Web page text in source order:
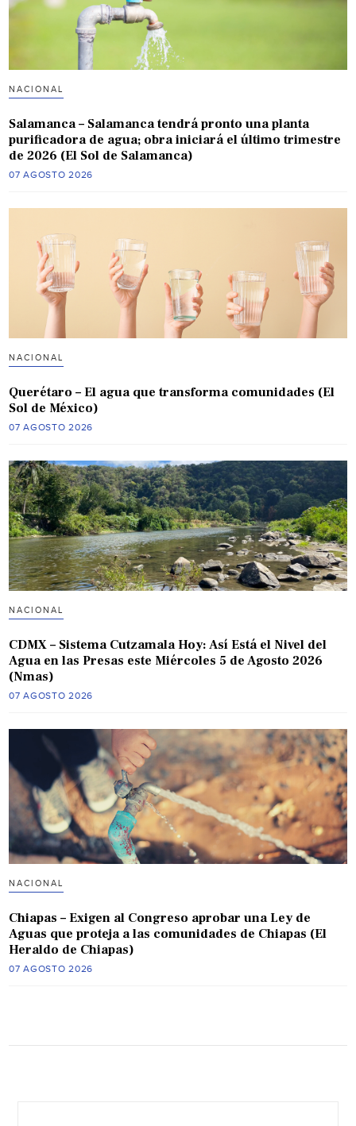
NACIONAL
Salamanca – Salamanca tendrá pronto una planta
purificadora de agua; obra iniciará el último trimestre
de 2026 (El Sol de Salamanca)
07 AGOSTO 2026
NACIONAL
Querétaro – El agua que transforma comunidades (El
Sol de México)
07 AGOSTO 2026
NACIONAL
CDMX – Sistema Cutzamala Hoy: Así Está el Nivel del
Agua en las Presas este Miércoles 5 de Agosto 2026
(Nmas)
07 AGOSTO 2026
NACIONAL
Chiapas – Exigen al Congreso aprobar una Ley de
Aguas que proteja a las comunidades de Chiapas (El
Heraldo de Chiapas)
07 AGOSTO 2026